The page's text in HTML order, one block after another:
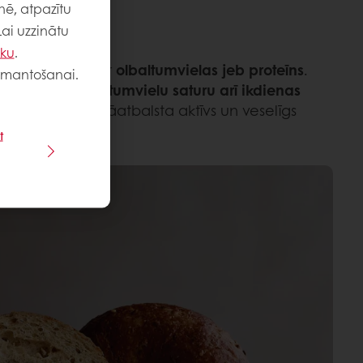
uzturviela ir olbaltumvielas jeb proteīns.
augstu olbaltumvielu saturu arī ikdienas
jāatbalsta aktīvs un veselīgs
atpazītu
uzzinātu
.